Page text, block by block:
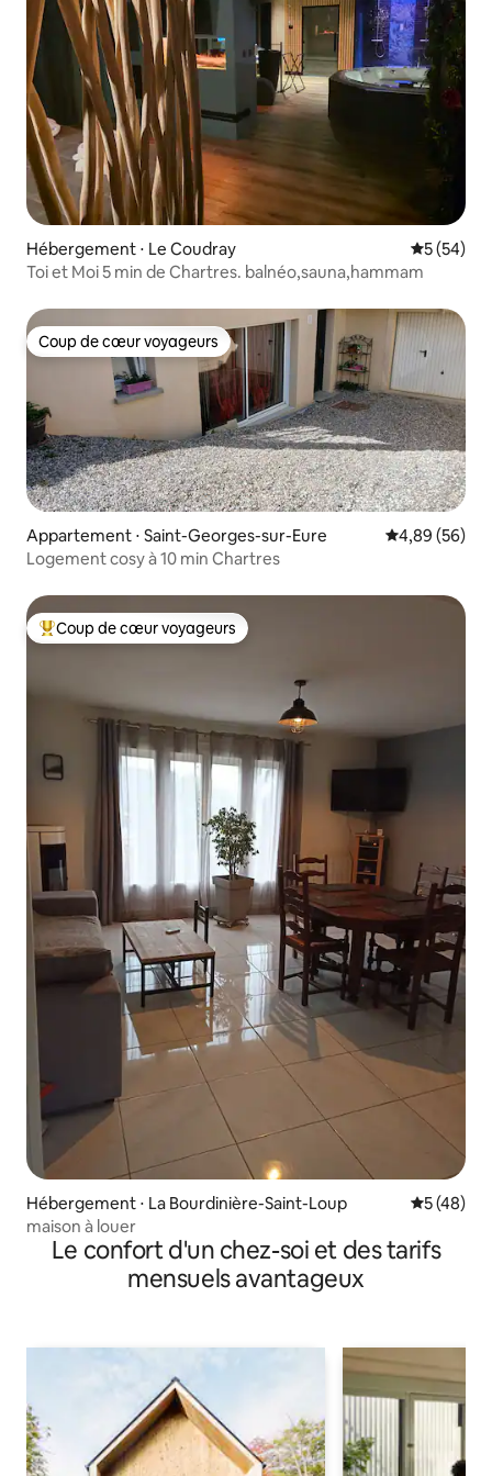
Hébergement ⋅ Le Coudray
5 (54)
Toi et Moi 5 min de Chartres. balnéo,sauna,hammam
Coup de cœur voyageurs
Coup de cœur voyageurs
Appartement ⋅ Saint-Georges-sur-Eure Évaluation
4,89 (56)
Logement cosy à 10 min Chartres
Coups de cœur voyageurs les plus appréciés
Coup de cœur voyageurs
Hébergement ⋅ La Bourdinière-Saint-Loup
5 (48)
maison à louer
Le confort d'un chez-soi et des tarifs
mensuels avantageux